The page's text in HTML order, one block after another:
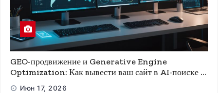
GEO-продвижение и Generative Engine
Optimization: Как вывести ваш сайт в AI-поиске и
ChatGPT
Июн 17, 2026